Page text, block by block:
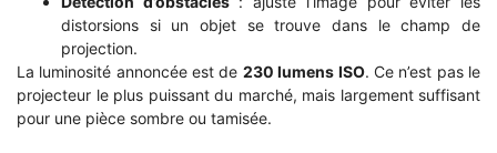
distorsions si un objet se trouve dans le champ de
projection.
La luminosité annoncée est de 230 lumens ISO. Ce n’est pas le
projecteur le plus puissant du marché, mais largement suffisant
pour une pièce sombre ou tamisée.